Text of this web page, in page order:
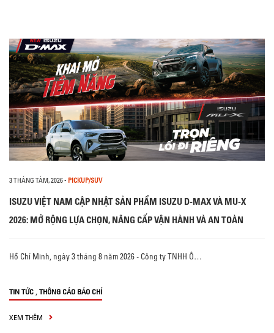
3 THÁNG TÁM, 2026- PICKUP/SUV
ISUZU VIỆT NAM CẬP NHẬT SẢN PHẨM ISUZU D-MAX VÀ MU-X
2026: MỞ RỘNG LỰA CHỌN, NÂNG CẤP VẬN HÀNH VÀ AN TOÀN
Hồ Chí Minh, ngày 3 tháng 8 năm 2026 - Công ty TNHH Ô…
TIN TỨC , THÔNG CÁO BÁO CHÍ
XEM THÊM